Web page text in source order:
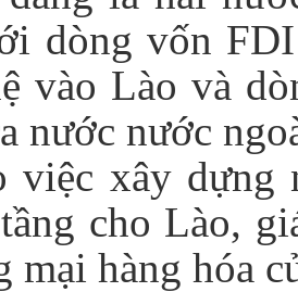
dòng vốn
vào Lào và
nước nước
việc xây dựng
cho Lào,
mại hàng hóa